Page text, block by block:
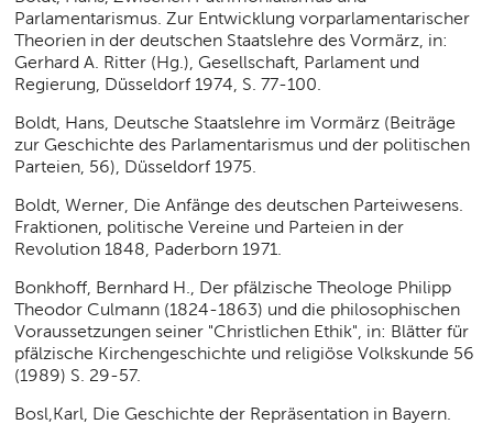
Parlamentarismus. Zur Entwicklung vorparlamentarischer
Theorien in der deutschen Staatslehre des Vormärz, in:
Gerhard A. Ritter (Hg.), Gesellschaft, Parlament und
Regierung, Düsseldorf 1974, S. 77-100.
Boldt, Hans, Deutsche Staatslehre im Vormärz (Beiträge
zur Geschichte des Parlamentarismus und der politischen
Parteien, 56), Düsseldorf 1975.
Boldt, Werner, Die Anfänge des deutschen Parteiwesens.
Fraktionen, politische Vereine und Parteien in der
Revolution 1848, Paderborn 1971.
Bonkhoff, Bernhard H., Der pfälzische Theologe Philipp
Theodor Culmann (1824-1863) und die philosophischen
Voraussetzungen seiner "Christlichen Ethik", in: Blätter für
pfälzische Kirchengeschichte und religiöse Volkskunde 56
(1989) S. 29-57.
Bosl,Karl, Die Geschichte der Repräsentation in Bayern.